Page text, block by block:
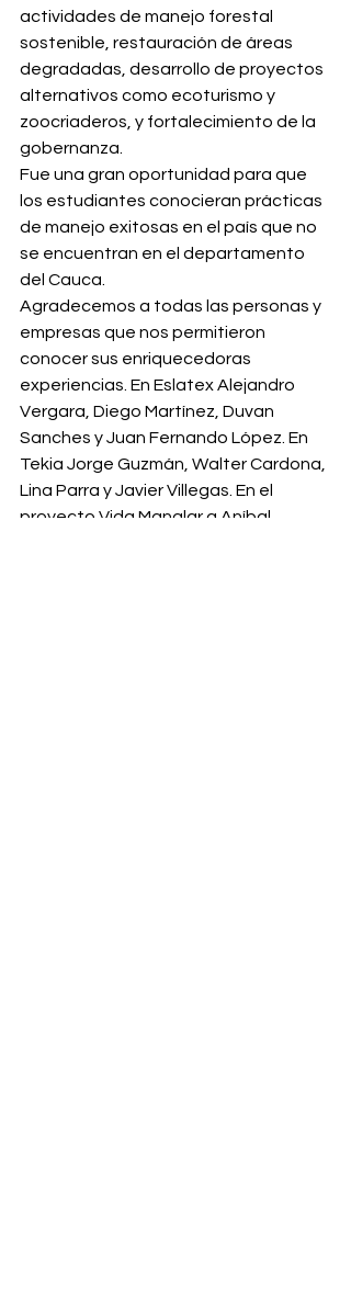
actividades de manejo forestal
sostenible, restauración de áreas
degradadas, desarrollo de proyectos
alternativos como ecoturismo y
zoocriaderos, y fortalecimiento de la
gobernanza.
Fue una gran oportunidad para que
los estudiantes conocieran prácticas
de manejo exitosas en el país que no
se encuentran en el departamento
del Cauca.
Agradecemos a todas las personas y
empresas que nos permitieron
conocer sus enriquecedoras
experiencias. En Eslatex Alejandro
Vergara, Diego Martínez, Duvan
Sanches y Juan Fernando López. En
Tekia Jorge Guzmán, Walter Cardona,
Lina Parra y Javier Villegas. En el
proyecto Vida Manglar a Aníbal